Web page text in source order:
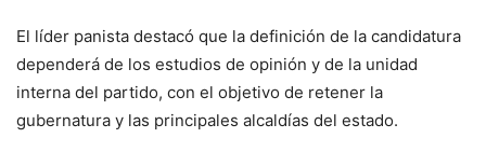
El líder panista destacó que la definición de la candidatura
dependerá de los estudios de opinión y de la unidad
interna del partido, con el objetivo de retener la
gubernatura y las principales alcaldías del estado.